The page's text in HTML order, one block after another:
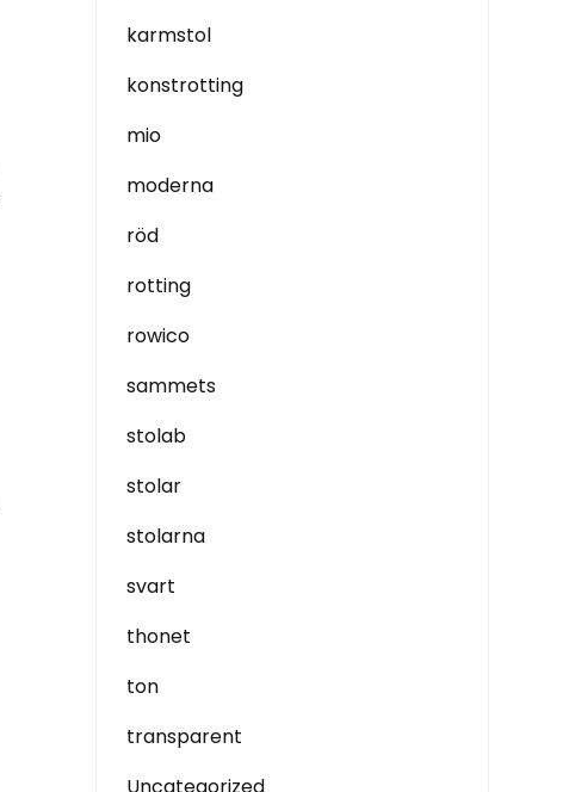
karmstol
konstrotting
mio
moderna
röd
rotting
rowico
sammets
stolab
stolar
stolarna
svart
thonet
ton
transparent